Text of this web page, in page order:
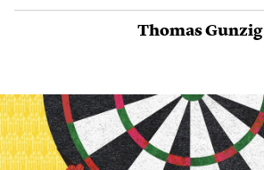
Thomas Gunzig